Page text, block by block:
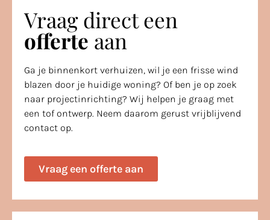
Vraag direct een
offerte aan
Ga je binnenkort verhuizen, wil je een frisse wind
blazen door je huidige woning? Of ben je op zoek
naar projectinrichting? Wij helpen je graag met
een tof ontwerp. Neem daarom gerust vrijblijvend
contact op.
Vraag een offerte aan